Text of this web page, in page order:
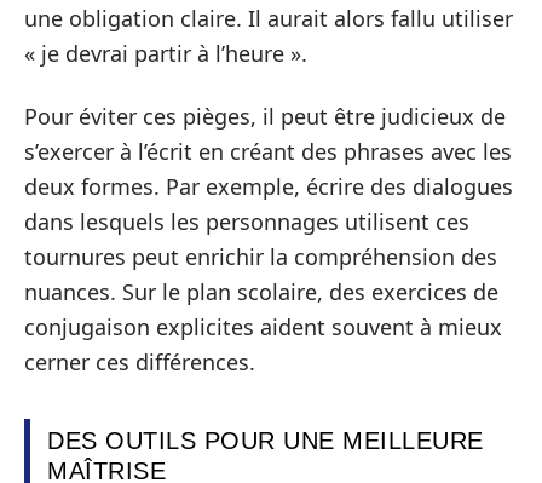
une obligation claire. Il aurait alors fallu utiliser
« je devrai partir à l’heure ».
Pour éviter ces pièges, il peut être judicieux de
s’exercer à l’écrit en créant des phrases avec les
deux formes. Par exemple, écrire des dialogues
dans lesquels les personnages utilisent ces
tournures peut enrichir la compréhension des
nuances. Sur le plan scolaire, des exercices de
conjugaison explicites aident souvent à mieux
cerner ces différences.
DES OUTILS POUR UNE MEILLEURE
MAÎTRISE